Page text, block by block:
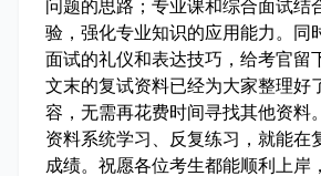
问题的思路；专业课和综合面试结
验，强化专业知识的应用能力。同
面试的礼仪和表达技巧，给考官留
文末的复试资料已经为大家整理好
容，无需再花费时间寻找其他资料
资料系统学习、反复练习，就能在
成绩。祝愿各位考生都能顺利上岸